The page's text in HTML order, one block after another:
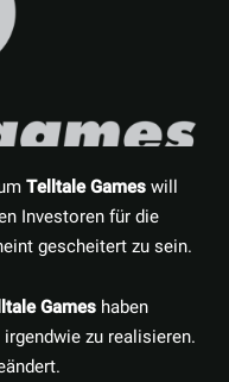
Telltale Gameswill
Investoren für die
gescheitert zu sein.
Games haben
zu realisieren.